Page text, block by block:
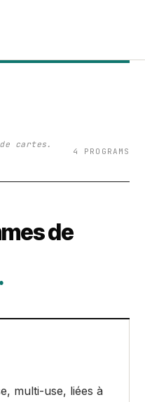
de cartes.
4 PROGRAMS
de
multi-use, liées à